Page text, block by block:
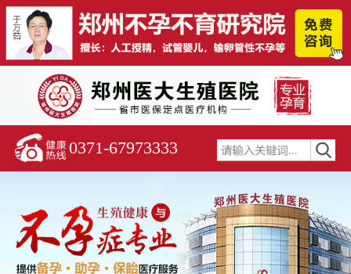
0371-67973333